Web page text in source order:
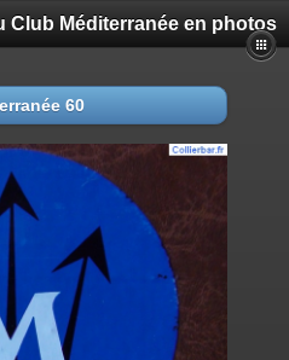
Club Méditerranée en photos
60